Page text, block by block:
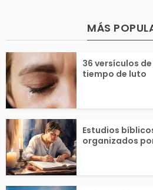
que
diferenciar
viene de Dios
ia
MÁS
36 versículos
tiempo de luto
Estudios
organizados